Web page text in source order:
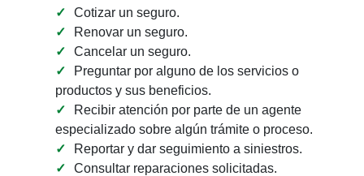
Cotizar un seguro.
Renovar un seguro.
Cancelar un seguro.
Preguntar por alguno de los servicios o
productos y sus beneficios.
Recibir atención por parte de un agente
especializado sobre algún trámite o proceso.
Reportar y dar seguimiento a siniestros.
Consultar reparaciones solicitadas.